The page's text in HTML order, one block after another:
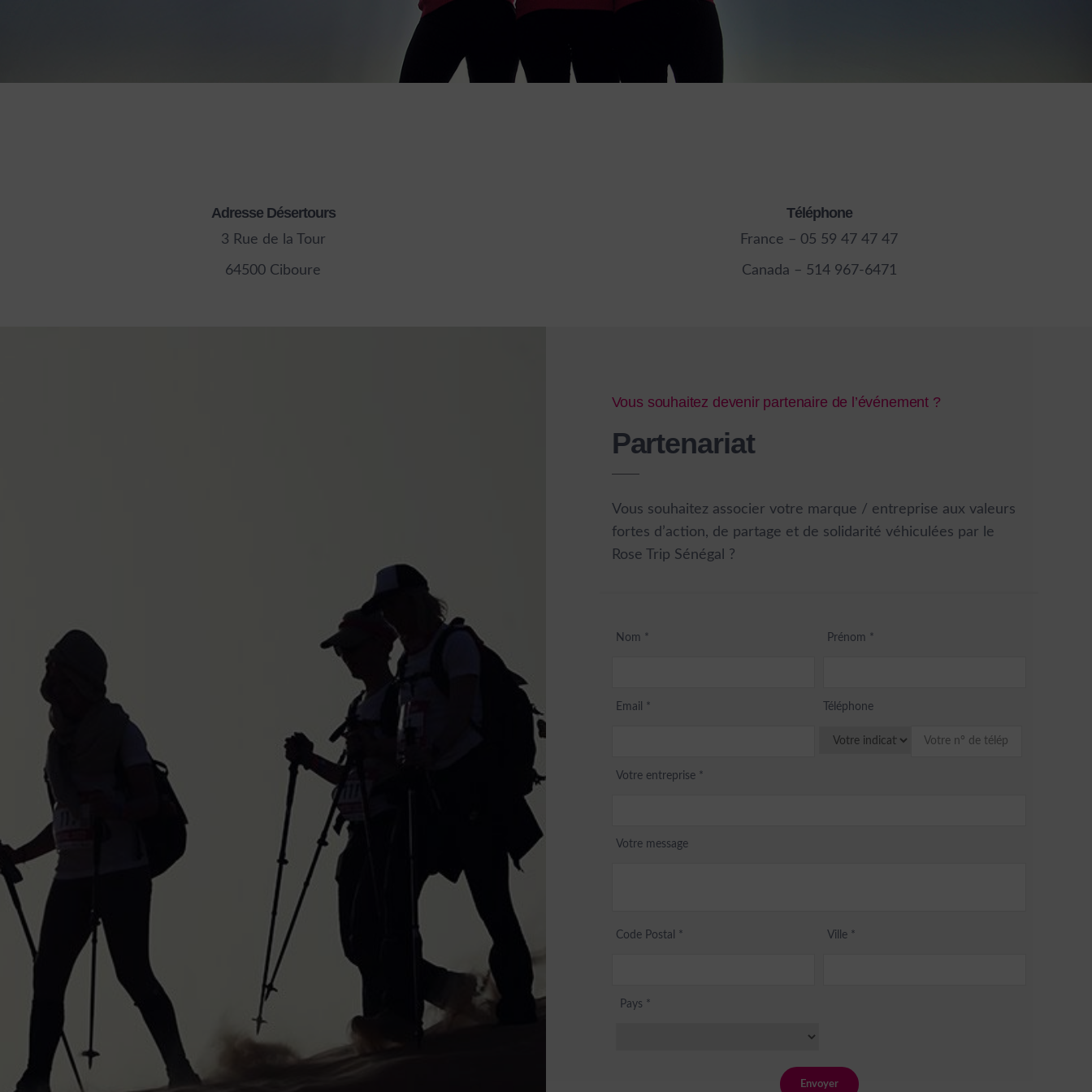
Adresse Désertours
3 Rue de la Tour
64500 Ciboure
Téléphone
France – 05 59 47 47 47
Canada – 514 967-6471
Vous souhaitez devenir partenaire de l’événement ?
Partenariat
Vous souhaitez associer votre marque / entreprise aux valeurs
fortes d’action, de partage et de solidarité véhiculées par le
Rose Trip Sénégal ?
Nom * Prénom *
Email * Téléphone
Votre entreprise *
Votre message
Code Postal * Ville *
Pays *
Envoyer